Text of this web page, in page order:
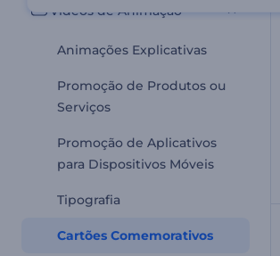
Vídeos de Animação
Animações Explicativas
Promoção de Produtos ou
Serviços
Promoção de Aplicativos
para Dispositivos Móveis
Tipografia
Cartões Comemorativos